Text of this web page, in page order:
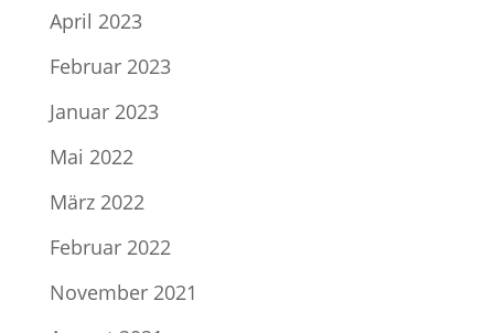
April 2023
Februar 2023
Januar 2023
Mai 2022
März 2022
Februar 2022
November 2021